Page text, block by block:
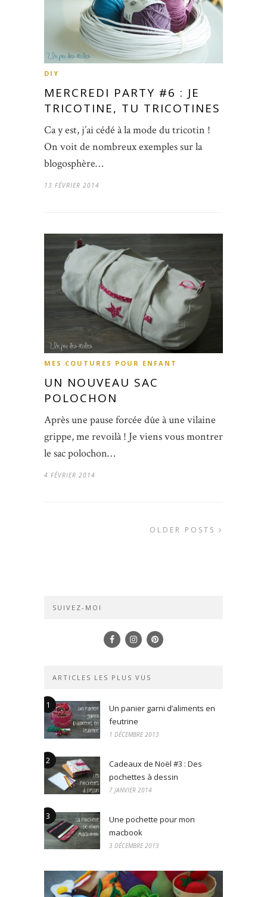
DIY
MERCREDI PARTY #6 : JE
TRICOTINE, TU TRICOTINES
Ca y est, j’ai cédé à la mode du tricotin !
On voit de nombreux exemples sur la
blogosphère…
13 FÉVRIER 2014
MES COUTURES POUR ENFANT
UN NOUVEAU SAC
POLOCHON
Après une pause forcée dûe à une vilaine
grippe, me revoilà ! Je viens vous montrer
le sac polochon…
4 FÉVRIER 2014
OLDER POSTS
SUIVEZ-MOI
ARTICLES LES PLUS VUS
1
Un panier garni d’aliments en
feutrine
1 DÉCEMBRE 2013
2
Cadeaux de Noël #3 : Des
pochettes à dessin
7 JANVIER 2014
3
Une pochette pour mon
macbook
3 DÉCEMBRE 2013